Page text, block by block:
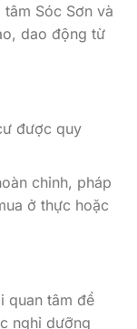
Sóc Sơn và
dao động từ
được quy
chỉnh, pháp
ở thực hoặc
quan tâm để
nghỉ dưỡng